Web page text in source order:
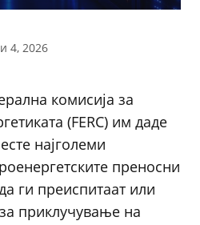
4, 2026
комисија за
(FERC) им даде
најголеми
преносни
ги преиспитаат или
приклучување на